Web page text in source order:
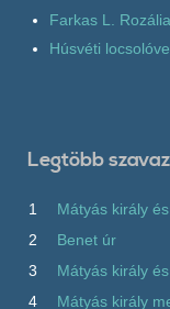
Farkas L.
Húsvéti
Legtöbb
1
Mátyás király és
2
Benet úr
3
Mátyás király és
4
Mátyás király